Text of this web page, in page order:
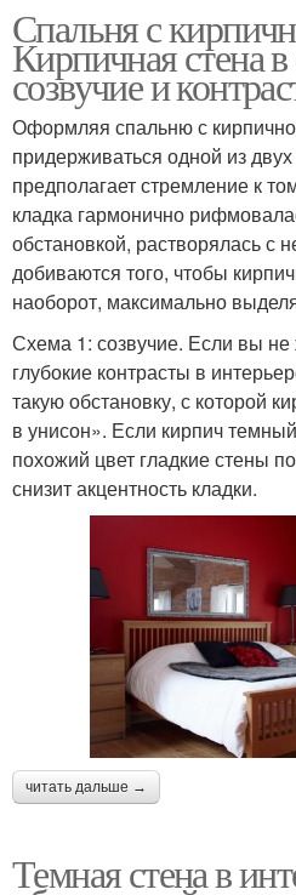
Спальня с
Кирпичная стена
созвучие и
Оформляя спальню с
придерживаться одной из
предполагает стремление к
кладка гармонично
обстановкой, растворялась с
добиваются того, чтобы
наоборот, максимально
Схема 1: созвучие. Если вы не
глубокие контрасты в
такую обстановку, с которой
в унисон». Если кирпич
похожий цвет гладкие стены
снизит акцентность кладки.
читать дальше →
Темная стена в